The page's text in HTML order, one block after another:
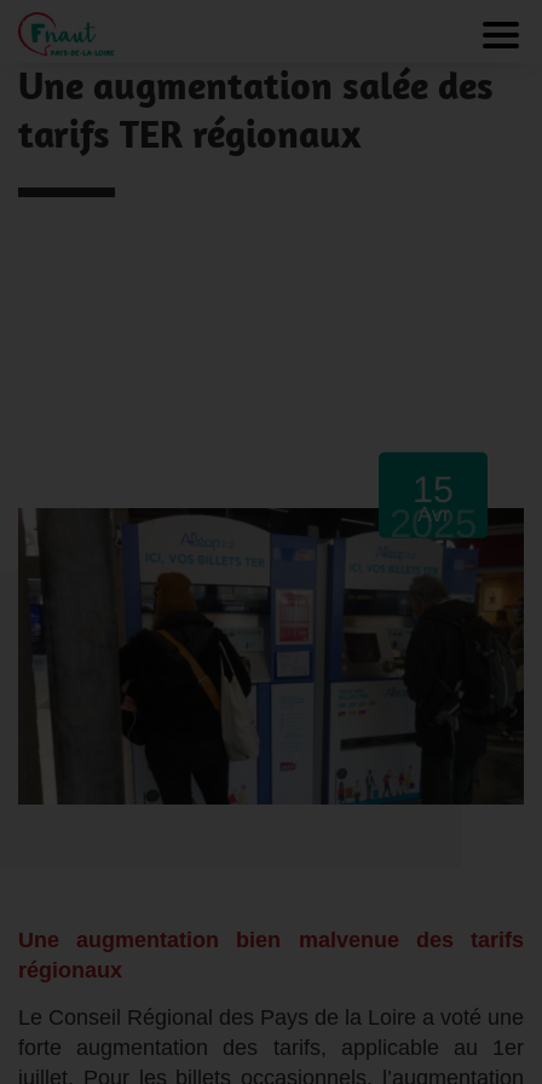
Panneau de gestion des cookies
NOS ACTUALITÉS
Une augmentation salée des
tarifs TER régionaux
15
Avr
2025
Une augmentation bien malvenue des tarifs
régionaux
Le Conseil Régional des Pays de la Loire a voté une
forte augmentation des tarifs, applicable au 1er
juillet. Pour les billets occasionnels, l’augmentation